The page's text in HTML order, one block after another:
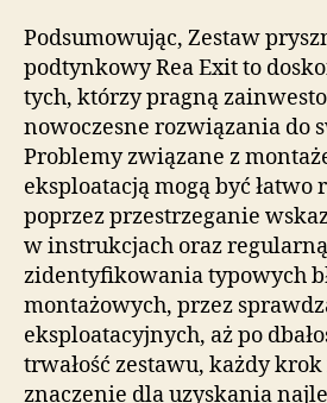
Podsumowując, Zestaw
podtynkowy Rea Exit to
tych, którzy pragną
nowoczesne rozwiązania do
Problemy związane z
eksploatacją mogą być łatwo
poprzez przestrzeganie
w instrukcjach oraz
zidentyfikowania typowych
montażowych, przez
eksploatacyjnych, aż po
trwałość zestawu, każdy
znaczenie dla uzyskania